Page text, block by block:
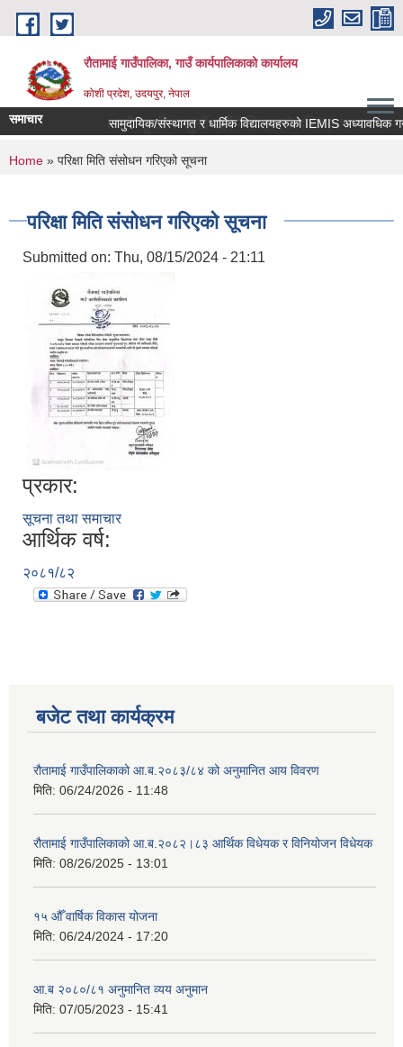
Skip to main content
रौतामाई गाउँपालिका, गाउँ कार्यपालिकाको कार्यालय
कोशी प्रदेश, उदयपुर, नेपाल
अभियान सबै सुखी र खुसी रहौं यहि हाम्रो पहिचान"
समाचार
You are here
Home » परिक्षा मिति संसोधन गरिएको सूचना
परिक्षा मिति संसोधन गरिएको सूचना
Submitted on: Thu, 08/15/2024 - 21:11
प्रकार:
सूचना तथा समाचार
आर्थिक वर्ष:
२०८१/८२
बजेट तथा कार्यक्रम
रौतामाई गाउँपालिकाको आ.ब.२०८३/८४ को अनुमानित आय विवरण
मिति: 06/24/2026 - 11:48
रौतामाई गाउँपालिकाको आ.ब.२०८२।८३ आर्थिक विधेयक र विनियोजन विधेयक
मिति: 08/26/2025 - 13:01
१५ औँ वार्षिक विकास योजना
मिति: 06/24/2024 - 17:20
आ.ब २०८०/८१ अनुमानित व्यय अनुमान
मिति: 07/05/2023 - 15:41